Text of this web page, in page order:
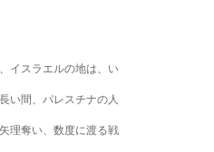
イスラエルの地は、い
い間、パレスチナの人
理奪い、数度に渡る戦